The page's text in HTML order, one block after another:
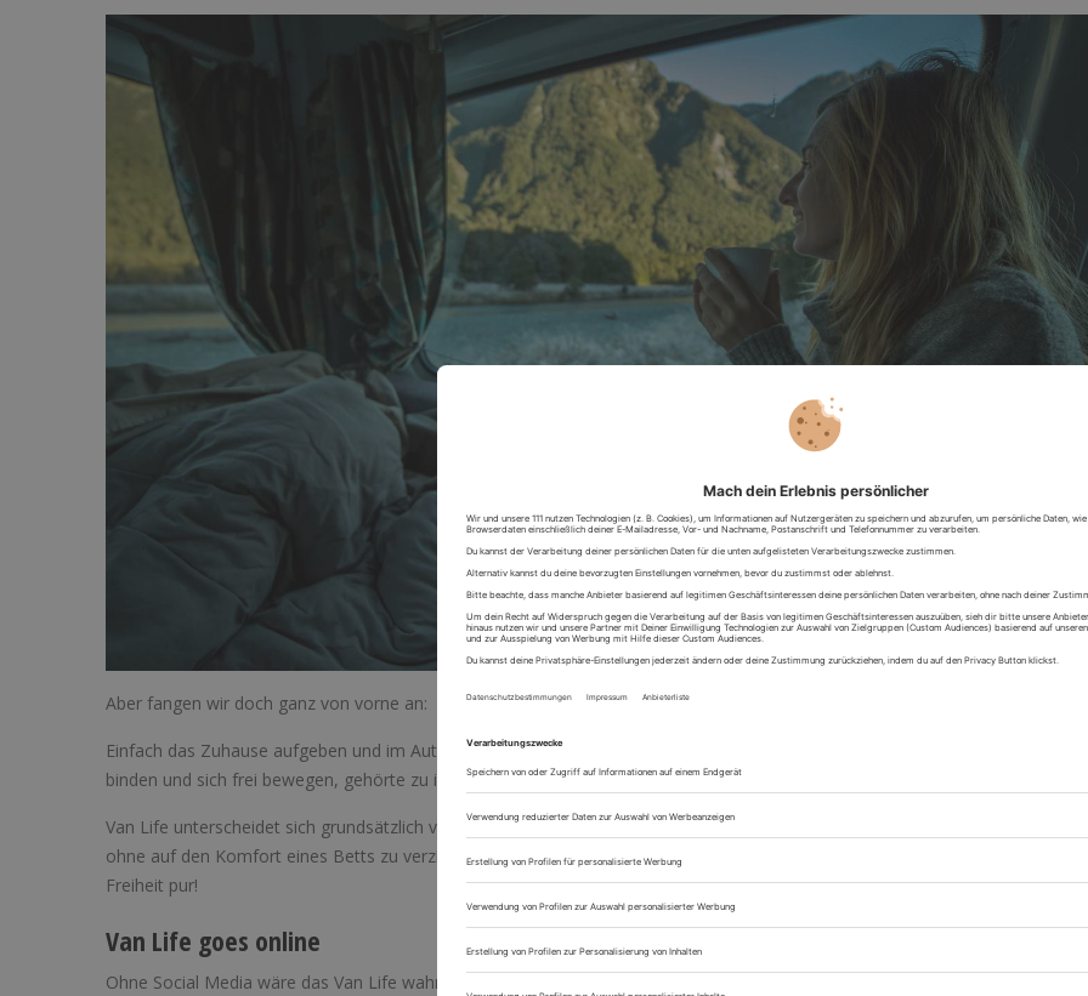
Aber fangen wir doch ganz von vorne an:
Einfach das Zuhause aufgeben und im Auto wohnen. Das stammt wohl noch aus der
binden und sich frei bewegen, gehörte zu ihrem Motto. Genauso wie freie Liebe, weite Klamotten und der VW-Bulli.
Van Life unterscheidet sich grundsätzlich vom normalen Camping. Du kannst unabhängig an den tollsten Orten übernachten
ohne auf den Komfort eines Betts zu verzichten oder ein Zelt aufbauen zu müssen. Im Van Life parkst du einfach und fertig.
Freiheit pur!
Van Life goes online
Ohne Social Media wäre das Van Life wahrscheinlich nicht so bekannt. Unter dem #vanlife finden sich inzwischen unzählige